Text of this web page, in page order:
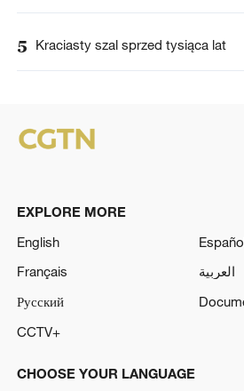
5 Kraciasty szal sprzed tysiąca lat
EXPLORE MORE
English
Français
العربية
Русский
CCTV+
CHOOSE YOUR LANGUAGE